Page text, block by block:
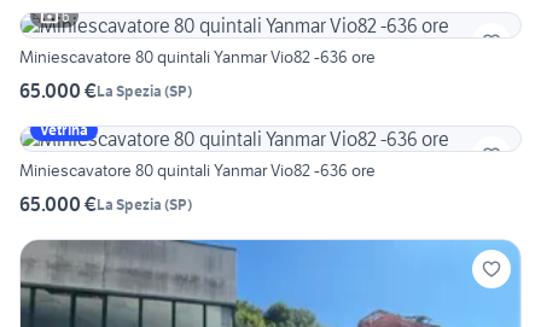
6
Miniescavatore 80 quintali Yanmar Vio82 -636 ore
65.000 €La Spezia (SP)
Vetrina
Miniescavatore 80 quintali Yanmar Vio82 -636 ore
65.000 €La Spezia (SP)